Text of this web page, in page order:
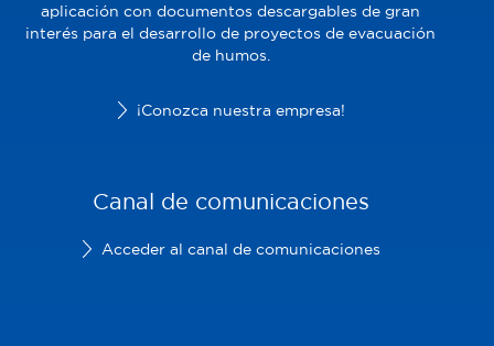
aplicación con documentos descargables de gran
interés para el desarrollo de proyectos de evacuación
de humos.
¡Conozca nuestra empresa!
Canal de comunicaciones
Acceder al canal de comunicaciones